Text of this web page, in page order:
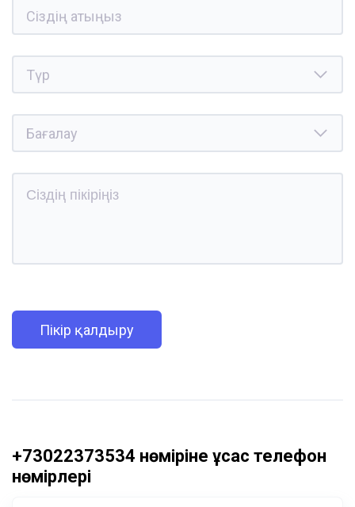
Пікір қалдыру
+73022373534 нөміріне ұқсас телефон
нөмірлері